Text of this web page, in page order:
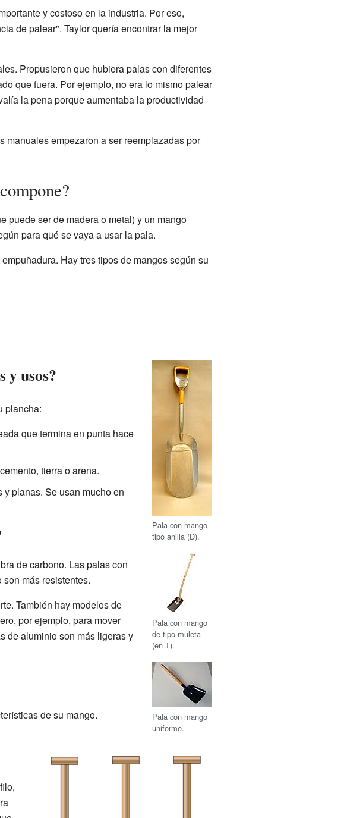
y costoso en la industria. Por eso,
de palear". Taylor quería encontrar la mejor
Propusieron que hubiera palas con diferentes
que fuera. Por ejemplo, no era lo mismo palear
la pena porque aumentaba la productividad
manuales empezaron a ser reemplazadas por
puede ser de madera o metal) y un mango
para qué se vaya a usar la pala.
Hay tres tipos de mangos según su
Pala con mango
tipo anilla (D).
Pala con mango
de tipo muleta
(en T).
Pala con mango
uniforme.
y usos?
plancha:
que termina en punta hace
tierra o arena.
planas. Se usan mucho en
de carbono. Las palas con
más resistentes.
También hay modelos de
por ejemplo, para mover
de aluminio son más ligeras y
de su mango.